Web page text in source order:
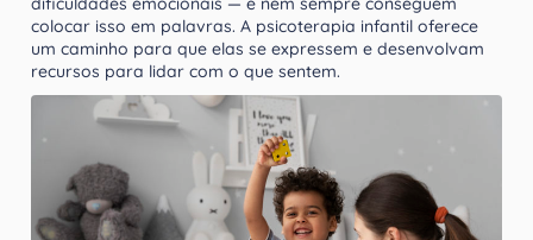
colocar isso em palavras. A psicoterapia infantil oferece
um caminho para que elas se expressem e desenvolvam
recursos para lidar com o que sentem.